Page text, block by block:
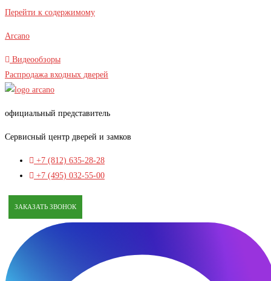
Перейти к содержимому
Arcano
Видеообзоры
Распродажа входных дверей
официальный представитель
Сервисный центр дверей и замков
+7 (812) 635-28-28
+7 (495) 032-55-00
ЗАКАЗАТЬ ЗВОНОК